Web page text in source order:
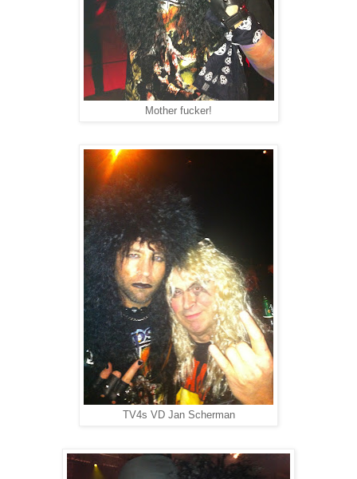
Mother fucker!
TV4s VD Jan Scherman